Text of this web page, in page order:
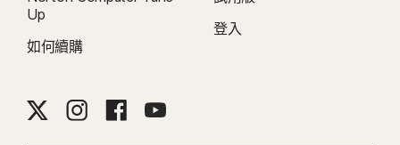
Up
如何續購
登入